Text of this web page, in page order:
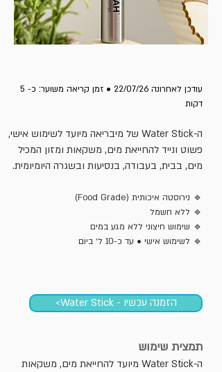
עודכן לאחרונה 22/07/26 • זמן קריאה משוער: כ- 5
דקות
ה-Water Stick של מיבריאה מיועד לשימוש אישי,
פשוט ונייד להחייאת מים, משקאות ומזון המכיל
מים, בבית, בעבודה, בנסיעות ובשגרה היומיומית.
🔹 נירוסטה איכותית (Food Grade)
🔹 ללא חשמל
🔹 שימוש חיצוני ללא מגע במים
🔹 לשימוש אישי • עד כ-10 ל׳ ביום
​תמצית שימוש
ה-Water Stick מיועד להחייאת מים, משקאות
הזמנה עכשיו - Water Stick>